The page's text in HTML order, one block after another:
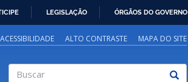
LEGISLAÇÃO ÓRGÃOS DO GOVERNO
ACESSIBILIDADE ALTO CONTRASTE MAPA DO SITE